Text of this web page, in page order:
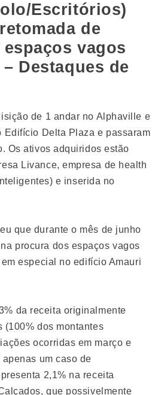
Escritórios)
de
vagos
Destaques de
de 1 andar no Alphaville e
Edifício Delta Plaza e passaram
Os ativos adquiridos estão
Livance, empresa de health
e inserida no
que durante o mês de junho
procura dos espaços vagos
especial no edifício Amauri
da receita originalmente
(100% dos montantes
ocorridas em março e
um caso de
2,1% na receita
que possivelmente